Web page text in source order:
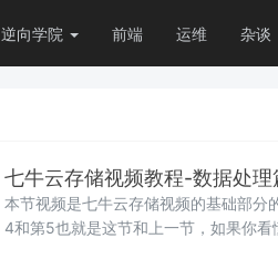
逆向学院 前端 运维 杂谈
七牛云存储视频教程-数据处理
本节视频是七牛云存储视频的基础部分
4和第5也就是这节和上一节，如果你